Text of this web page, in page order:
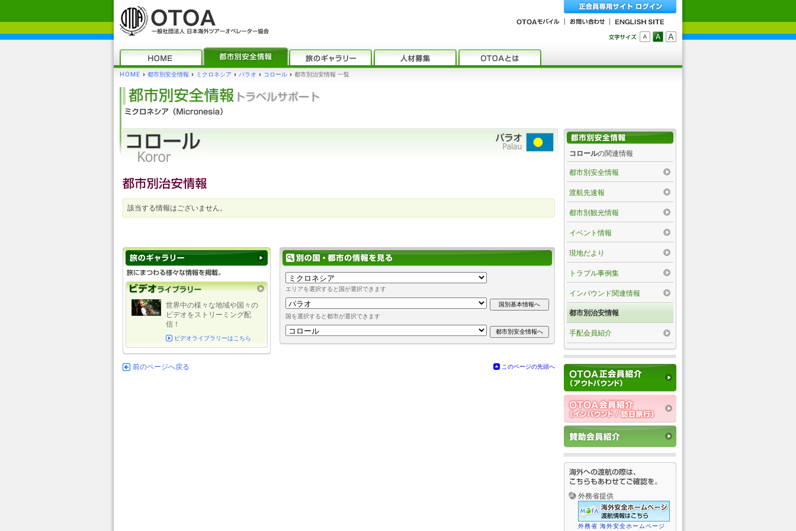
HOME › 都市別安全情報 › ミクロネシア › パラオ › コロール › 都市別治安情報 一覧
該当する情報はございません。
エリアを選択すると国が選択できます
国を選択すると都市が選択できます
世界中の様々な地域や国々の
ビデオをストリーミング配
信！
ビデオライブラリーはこちら
前のページへ戻る このページの先頭へ
コロールの関連情報
都市別安全情報
渡航先速報
都市別観光情報
イベント情報
現地だより
トラブル事例集
インバウンド関連情報
都市別治安情報
手配会員紹介
外務省提供
外務省 海外安全ホームページ